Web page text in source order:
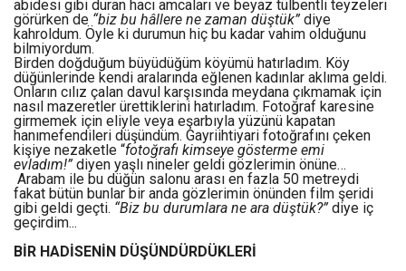
abidesi gibi duran hacı amcaları ve beyaz tülbentli teyzeleri
görürken de “biz bu hâllere ne zaman düştük” diye
kahroldum. Öyle ki durumun hiç bu kadar vahim olduğunu
bilmiyordum.
Birden doğduğum büyüdüğüm köyümü hatırladım. Köy
düğünlerinde kendi aralarında eğlenen kadınlar aklıma geldi.
Onların cılız çalan davul karşısında meydana çıkmamak için
nasıl mazeretler ürettiklerini hatırladım. Fotoğraf karesine
girmemek için eliyle veya eşarbıyla yüzünü kapatan
hanımefendileri düşündüm. Gayriihtiyari fotoğrafını çeken
kişiye nezaketle “fotoğrafı kimseye gösterme emi
evladım!” diyen yaşlı nineler geldi gözlerimin önüne…
Arabam ile bu düğün salonu arası en fazla 50 metreydi
fakat bütün bunlar bir anda gözlerimin önünden film şeridi
gibi geldi geçti. “Biz bu durumlara ne ara düştük?” diye iç
geçirdim...
BİR HADİSENİN DÜŞÜNDÜRDÜKLERİ